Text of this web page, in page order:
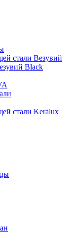
стали Везувий
Black
стали Keralux